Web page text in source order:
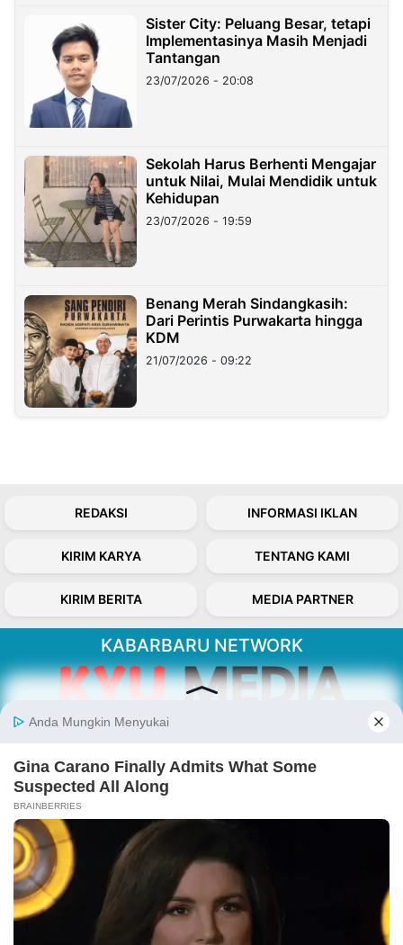
Sister City: Peluang Besar, tetapi
Implementasinya Masih Menjadi
Tantangan
23/07/2026 - 20:08
Sekolah Harus Berhenti Mengajar
untuk Nilai, Mulai Mendidik untuk
Kehidupan
23/07/2026 - 19:59
Benang Merah Sindangkasih:
Dari Perintis Purwakarta hingga
KDM
21/07/2026 - 09:22
REDAKSI INFORMASI IKLAN
KIRIM KARYA TENTANG KAMI
KIRIM BERITA MEDIA PARTNER
KABARBARU NETWORK
Kabarbaru.co menyajikan berita aktual dan
inspiratif dari sudut pandang berbaik sangka
Follow Kabarbaru